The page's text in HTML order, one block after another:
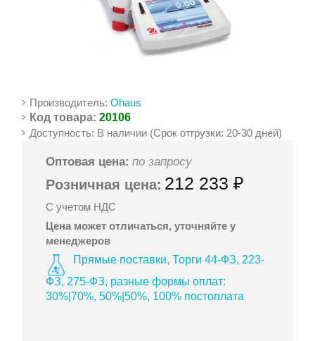
Производитель:Ohaus
Код товара: 20106
Доступность: В наличии (Срок отгрузки: 20-30 дней)
Оптовая цена: по запросу
Розничная цена: 212 233 ₽
С учетом НДС
Цена может отличаться, уточняйте у
менеджеров
Прямые поставки, Торги 44-ФЗ, 223-
ФЗ, 275-ФЗ, разные формы оплат:
30%|70%, 50%|50%, 100% постоплата